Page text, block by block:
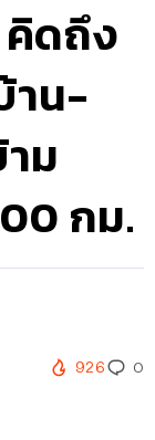
คิดถึง
าน-
ม
กม.
926 0